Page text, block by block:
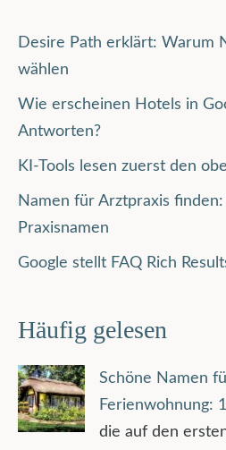
Desire Path erklärt: Warum
wählen
Wie erscheinen Hotels in
Antworten?
KI-Tools lesen zuerst den
Namen für Arztpraxis
Praxisnamen
Google stellt FAQ Rich
Häufig gelesen
Schöne Namen
Ferienwohnung:
die auf den